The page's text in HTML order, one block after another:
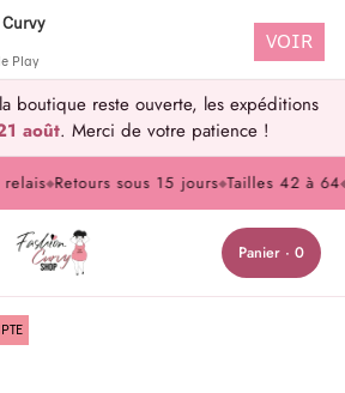
boutique reste ouverte, les expéditions
août. Merci de votre patience !
◆Retours sous 15 jours◆Tailles 42 à 64◆
Panier · 0
Play
VOIR